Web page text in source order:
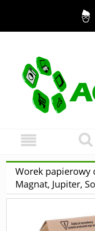
Worek papierowy
Magnat, Jupiter,